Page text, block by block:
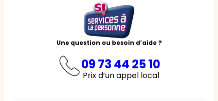
Une question ou besoin d’aide ?
09 73 44 25 10
Prix d’un appel local